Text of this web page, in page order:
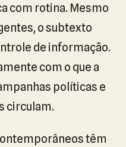
com rotina. Mesmo
o subtexto
de informação.
com o que a
políticas e
circulam.
têm